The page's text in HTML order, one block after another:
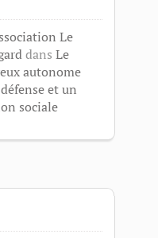
Le
dans Le
autonome
et un
sociale